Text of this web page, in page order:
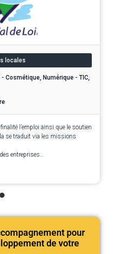
locales
Cosmétique, Numérique - TIC,
finalité l’emploi ainsi que le soutien
se traduit via les missions
entreprises
économique régional
pour
de votre